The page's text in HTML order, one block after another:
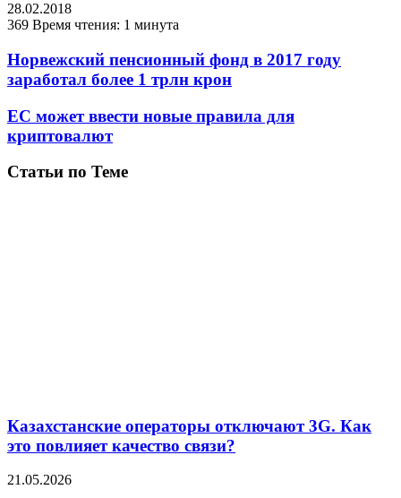
28.02.2018
369 Время чтения: 1 минута
Норвежский пенсионный фонд в 2017 году
заработал более 1 трлн крон
ЕС может ввести новые правила для
криптовалют
Статьи по Теме
Казахстанские операторы отключают 3G. Как
это повлияет качество связи?
21.05.2026